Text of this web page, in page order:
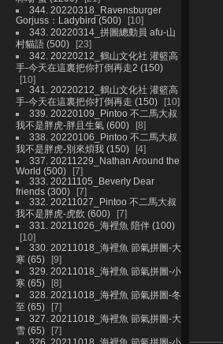
344. 20220318_Ravensburger
Gorjuss：Ladybird (500)
10
343. 20220314_拼圖總動員 afu-山
村貓語 (500)
23
342. 20220212_鶴山文化社 灌籃高
手-今天在這裏把你打倒再走2 (150)
10
341. 20220212_鶴山文化社 灌籃高
手-今天在這裏把你打倒再走 (150)
10
339. 20220109_Pintoo 不二馬大叔
我不是胖虎-胖且生氣 (600)
8
338. 20220106_Pintoo 不二馬大叔
我不是胖虎-別來煩我 (150)
4
337. 20211229_Nathan Around the
World (500)
7
333. 20211105_Beverly Dear
friends (300)
7
332. 20211027_Pintoo 不二馬大叔
我不是胖虎-虎飲 (600)
7
331. 20211026_海裡魚 陪伴 (100)
10
330. 20211018_海裡魚 節氣拼圖-大
寒 (65)
9
329. 20211018_海裡魚 節氣拼圖-小
寒 (65)
8
328. 20211018_海裡魚 節氣拼圖-冬
至 (65)
7
327. 20211018_海裡魚 節氣拼圖-大
雪 (65)
7
326. 20211018_海裡魚 節氣拼圖-小